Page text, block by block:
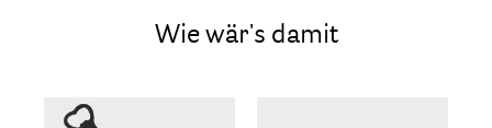
Wie wär's damit